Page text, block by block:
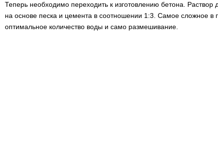
Теперь необходимо переходить к изготовлению бетона. Раствор
на основе песка и цемента в соотношении 1:3. Самое сложное в
оптимальное количество воды и само размешивание.